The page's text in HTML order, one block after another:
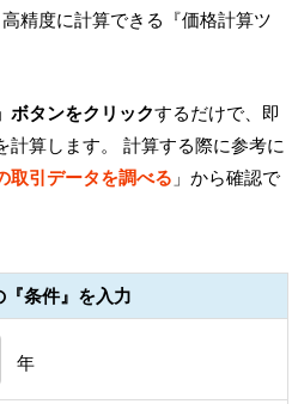
精度に計算できる『価格計算ツ
ボタンをクリックするだけで、即
計算します。 計算する際に参考に
取引データを調べる 」から確認で
条件』を入力
年